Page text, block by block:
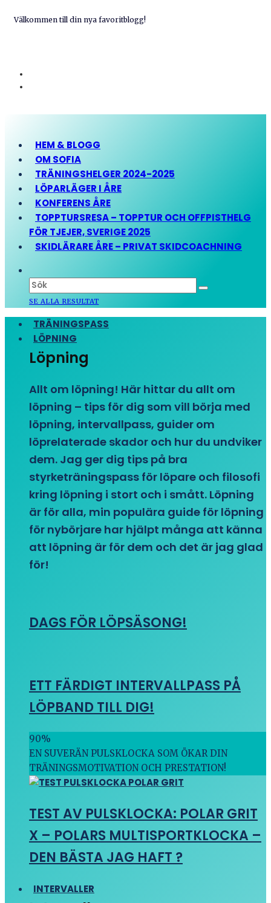
Välkommen till din nya favoritblogg!
HEM & BLOGG
OM SOFIA
TRÄNINGSHELGER 2024-2025
LÖPARLÄGER I ÅRE
KONFERENS ÅRE
TOPPTURSRESA – TOPPTUR OCH OFFPISTHELG
FÖR TJEJER, SVERIGE 2025
SKIDLÄRARE ÅRE – PRIVAT SKIDCOACHNING
SE ALLA RESULTAT
TRÄNINGSPASS
LÖPNING
Löpning
Allt om löpning! Här hittar du allt om
löpning – tips för dig som vill börja med
löpning, intervallpass, guider om
löprelaterade skador och hur du undviker
dem. Jag ger dig tips på bra
styrketräningspass för löpare och filosofi
kring löpning i stort och i smått. Löpning
är för alla, min populära guide för löpning
för nybörjare har hjälpt många att känna
att löpning är för dem och det är jag glad
för!
DAGS FÖR LÖPSÄSONG!
ETT FÄRDIGT INTERVALLPASS PÅ
LÖPBAND TILL DIG!
90%
EN SUVERÄN PULSKLOCKA SOM ÖKAR DIN
TRÄNINGSMOTIVATION OCH PRESTATION!
TEST AV PULSKLOCKA: POLAR GRIT
X – POLARS MULTISPORTKLOCKA –
DEN BÄSTA JAG HAFT ?
INTERVALLER